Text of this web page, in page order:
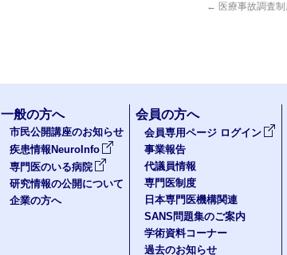
← 医療事故調査
一般の方へ
市民公開講座のお知らせ
疾患情報NeuroInfo
専門医のいる病院
研究情報の公開について
企業の方へ
会員の方へ
会員専用ページ ログイン
事業報告
代議員情報
専門医制度
日本専門医機構関連
SANS問題集のご案内
学術資料コーナー
過去のお知らせ